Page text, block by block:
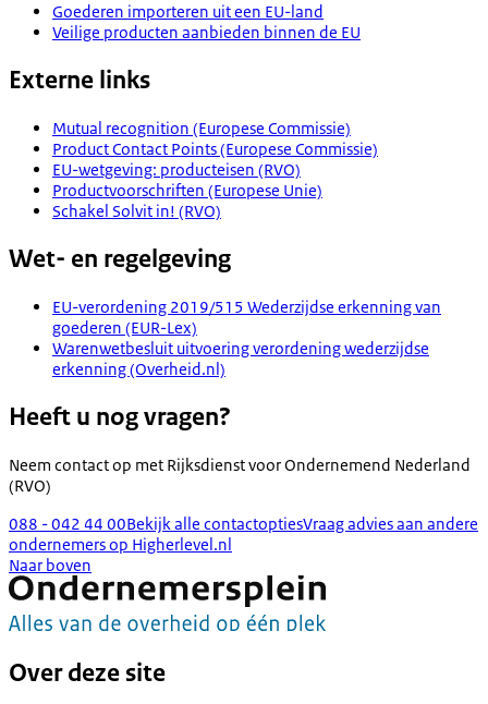
Goederen importeren uit een EU-land
Veilige producten aanbieden binnen de EU
Externe links
Mutual recognition (Europese Commissie)
Product Contact Points (Europese Commissie)
EU-wetgeving: producteisen (RVO)
Productvoorschriften (Europese Unie)
Schakel Solvit in! (RVO)
Wet- en regelgeving
EU-verordening 2019/515 Wederzijdse erkenning van
goederen (EUR-Lex)
Warenwetbesluit uitvoering verordening wederzijdse
erkenning (Overheid.nl)
Heeft u nog vragen?
Neem contact op met Rijksdienst voor Ondernemend Nederland
(RVO)
088 - 042 44 00Bekijk alle contactoptiesVraag advies aan andere
ondernemers op Higherlevel.nl
Naar boven
Over deze site